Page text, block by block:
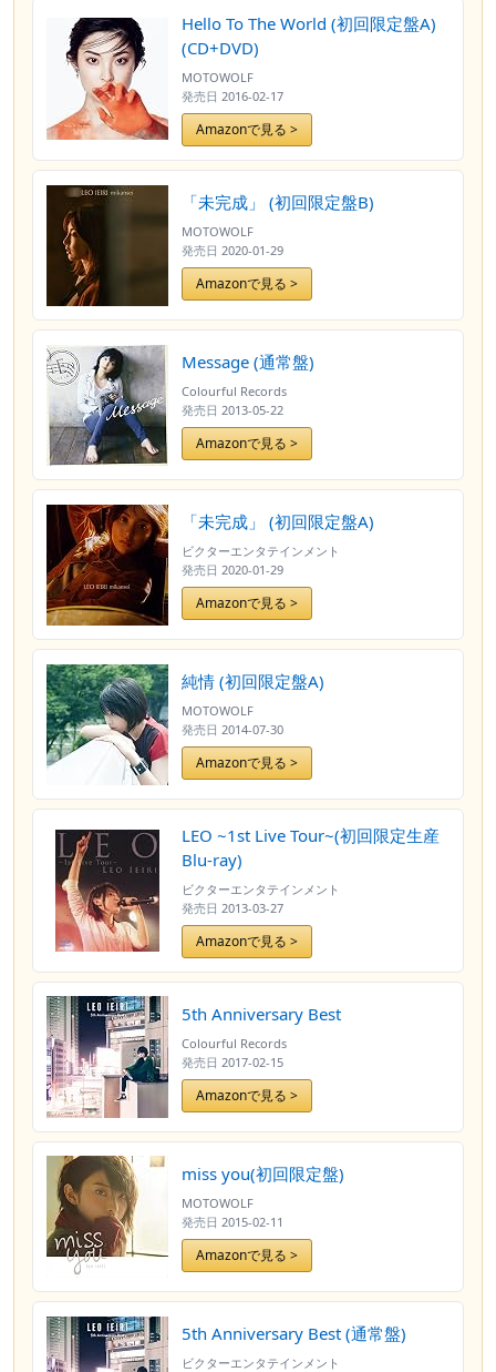
Hello To The World (初回限定盤A)
(CD+DVD)
MOTOWOLF
発売日 2016-02-17
Amazonで見る >
「未完成」 (初回限定盤B)
MOTOWOLF
発売日 2020-01-29
Amazonで見る >
Message (通常盤)
Colourful Records
発売日 2013-05-22
Amazonで見る >
「未完成」 (初回限定盤A)
ビクターエンタテインメント
発売日 2020-01-29
Amazonで見る >
純情 (初回限定盤A)
MOTOWOLF
発売日 2014-07-30
Amazonで見る >
LEO ~1st Live Tour~(初回限定生産
Blu-ray)
ビクターエンタテインメント
発売日 2013-03-27
Amazonで見る >
5th Anniversary Best
Colourful Records
発売日 2017-02-15
Amazonで見る >
miss you(初回限定盤)
MOTOWOLF
発売日 2015-02-11
Amazonで見る >
5th Anniversary Best (通常盤)
ビクターエンタテインメント